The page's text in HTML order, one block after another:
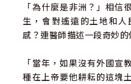
「為什麼是非洲？」相信
生，會對遙遠的土地和
感？連醫師描述一段奇妙的
「當年，如果沒有外國宣
種在上帝要他耕耘的這塊